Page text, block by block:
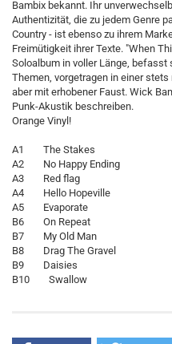
Bambix bekannt. Ihr
Authentizität, die zu jedem Genre
Country - ist ebenso zu ihrem
Freimütigkeit ihrer Texte. "When
Soloalbum in voller Länge,
Themen, vorgetragen in einer
aber mit erhobener Faust. Wick
Punk-Akustik beschreiben.
Orange Vinyl!
A1 The Stakes
A2 No Happy Ending
A3 Red flag
A4 Hello Hopeville
A5 Evaporate
B6 On Repeat
B7 My Old Man
B8 Drag The Gravel
B9 Daisies
B10 Swallow